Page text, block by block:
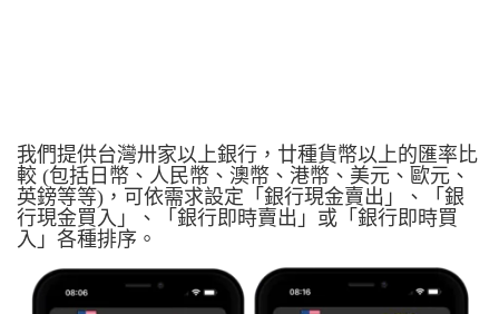
我們提供台灣卅家以上銀行，廿種貨幣以上的匯率比
較 (包括日幣、人民幣、澳幣、港幣、美元、歐元、
英鎊等等)，可依需求設定「銀行現金賣出」、「銀
行現金買入」、「銀行即時賣出」或「銀行即時買
入」各種排序。